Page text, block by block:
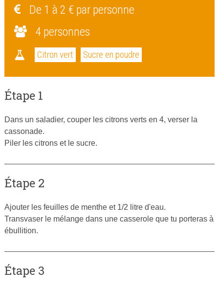
De 1 à 2 € par personne
4 personnes
Citron vert Sucre en poudre
Étape 1
Dans un saladier, couper les citrons verts en 4, verser la
cassonade.
Piler les citrons et le sucre.
Étape 2
Ajouter les feuilles de menthe et 1/2 litre d'eau.
Transvaser le mélange dans une casserole que tu porteras à
ébullition.
Étape 3